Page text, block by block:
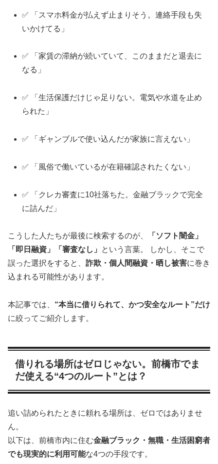
✅ 「スマホ料金が払えず止まりそう。連絡手段も失
いかけてる」
✅ 「家賃の滞納が続いていて、このままだと退去に
なる」
✅ 「生活保護だけじゃ足りない。電気や水道を止め
られた」
✅ 「ギャンブルで使い込んだが家族に言えない」
✅ 「風俗で働いているが在籍確認されたくない」
✅ 「クレカ審査に10社落ちた。金融ブラックで完全
に詰んだ」
こうした人たちが最後に検索するのが、
「ソフト闇金」
「即日融資」「審査なし」
という言葉。 しかし、そこで
誤った選択をすると、 詐欺・個人間融資・晒し被害に巻き
込まれる可能性があります。
本記事では、 “本当に借りられて、かつ安全なルート”だけ
に絞ってご紹介します。
借りれる場所はゼロじゃない。前橋市でま
だ使える“4つのルート”とは？
追い詰められたときに頼れる場所は、ゼロではありませ
ん。
以下は、前橋市内に住む金融ブラック・無職・生活困窮者
でも現実的に利用可能な4つの手段です。